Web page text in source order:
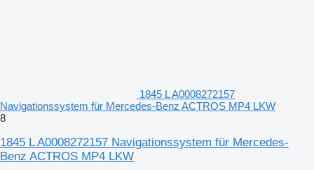
1845 L A0008272157
Navigationssystem für Mercedes-Benz ACTROS MP4 LKW
8
1845 L A0008272157 Navigationssystem für Mercedes-
Benz ACTROS MP4 LKW